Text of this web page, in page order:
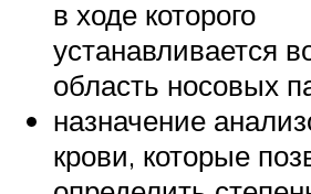
в ходе которого
устанавливается
область носовых
назначение
крови, которые